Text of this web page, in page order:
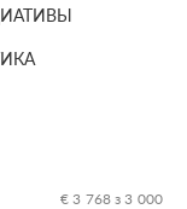
€ 3 768 з 3 000